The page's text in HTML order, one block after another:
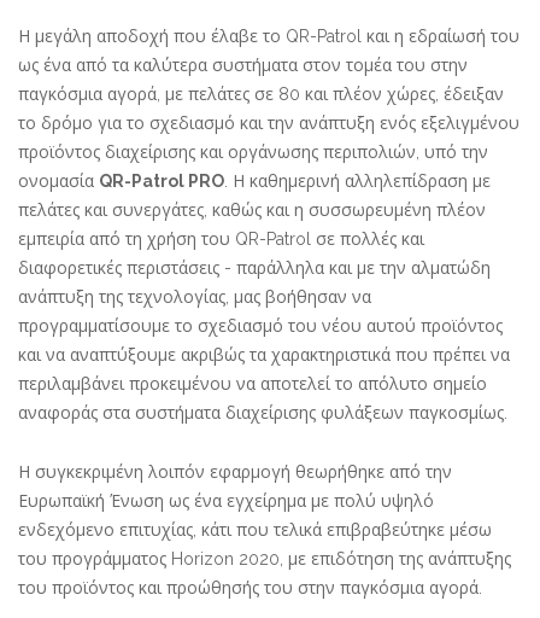
Η μεγάλη αποδοχή που έλαβε το QR-Patrol και η εδραίωσή του
ως ένα από τα καλύτερα συστήματα στον τομέα του στην
παγκόσμια αγορά, με πελάτες σε 80 και πλέον χώρες, έδειξαν
το δρόμο για το σχεδιασμό και την ανάπτυξη ενός εξελιγμένου
προϊόντος διαχείρισης και οργάνωσης περιπολιών, υπό την
ονομασία QR-Patrol PRO . Η καθημερινή αλληλεπίδραση με
πελάτες και συνεργάτες, καθώς και η συσσωρευμένη πλέον
εμπειρία από τη χρήση του QR-Patrol σε πολλές και
διαφορετικές περιστάσεις - παράλληλα και με την αλματώδη
ανάπτυξη της τεχνολογίας, μας βοήθησαν να
προγραμματίσουμε το σχεδιασμό του νέου αυτού προϊόντος
και να αναπτύξουμε ακριβώς τα χαρακτηριστικά που πρέπει να
περιλαμβάνει προκειμένου να αποτελεί το απόλυτο σημείο
αναφοράς στα συστήματα διαχείρισης φυλάξεων παγκοσμίως.
Η συγκεκριμένη λοιπόν εφαρμογή θεωρήθηκε από την
Ευρωπαϊκή Ένωση ως ένα εγχείρημα με πολύ υψηλό
ενδεχόμενο επιτυχίας, κάτι που τελικά επιβραβεύτηκε μέσω
του προγράμματος Horizon 2020, με επιδότηση της ανάπτυξης
του προϊόντος και προώθησής του στην παγκόσμια αγορά.